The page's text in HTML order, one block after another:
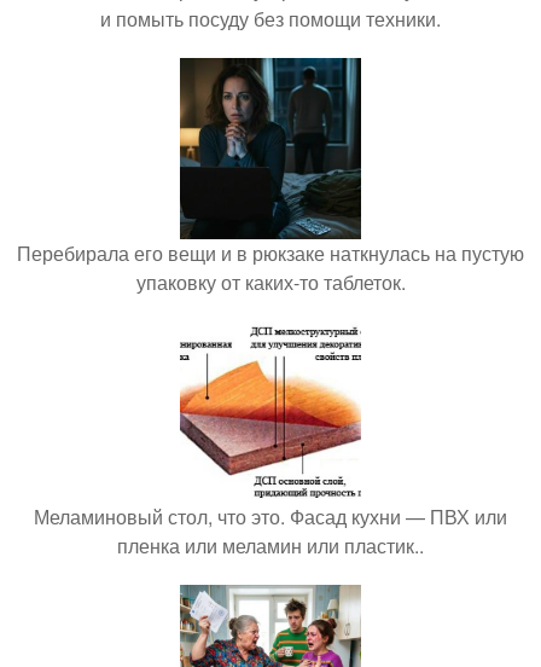
и помыть посуду без помощи техники.
Перебирала его вещи и в рюкзаке наткнулась на пустую
упаковку от каких-то таблеток.
Меламиновый стол, что это. Фасад кухни — ПВХ или
пленка или меламин или пластик..